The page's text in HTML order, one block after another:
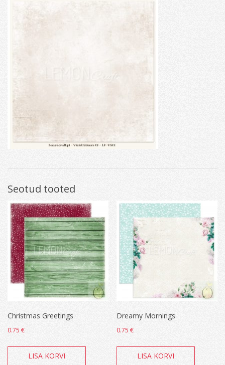
Seotud tooted
Christmas Greetings
0.75 €
LISA KORVI
Dreamy Mornings
0.75€
LISA KORVI